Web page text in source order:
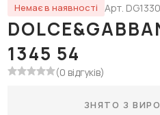
Немає в наявності Арт.
1345 54
(0 відгуків)
ЗНЯТО З